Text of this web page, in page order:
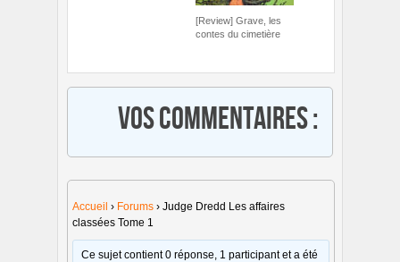
[Review] Grave, les
contes du cimetière
Vos commentaires :
Accueil › Forums › Judge Dredd Les affaires
classées Tome 1
Ce sujet contient 0 réponse, 1 participant et a été